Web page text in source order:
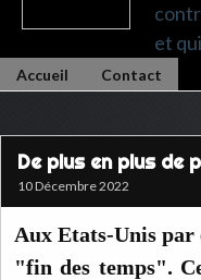
et
Accueil Contact
De plus en plus de
10 Décembre 2022
Aux Etats-Unis
"fin des temps".